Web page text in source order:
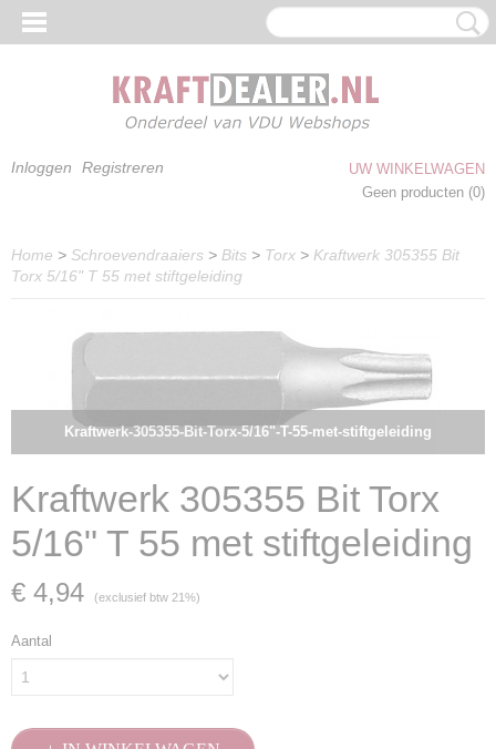
Inloggen Registreren
UW WINKELWAGEN
Geen producten (0)
Home > Schroevendraaiers > Bits > Torx > Kraftwerk 305355 Bit
Torx 5/16" T 55 met stiftgeleiding
Kraftwerk-305355-Bit-Torx-5/16"-T-55-met-stiftgeleiding
Kraftwerk 305355 Bit Torx
5/16" T 55 met stiftgeleiding
€ 4,94 (exclusief btw 21%)
Aantal